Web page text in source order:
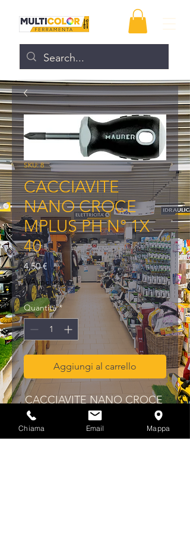
SKU: 8
CACCIAVITE
NANO CROCE
MPLUS PH N° 1X
40
4,50 €Prezzo
IVA inclusa
Quantità *
Aggiungi al carrello
CACCIAVITE NANO CROCE
MPLUS PH N° 1X 40
Chiama Email Mappa